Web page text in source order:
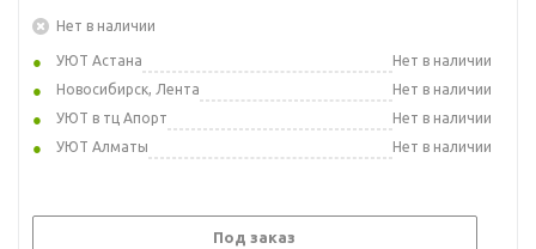
Нет в наличии
УЮТ Астана
Нет в наличии
Новосибирск, Лента
Нет в наличии
УЮТ в тц Апорт
Нет в наличии
УЮТ Алматы
Нет в наличии
Под заказ